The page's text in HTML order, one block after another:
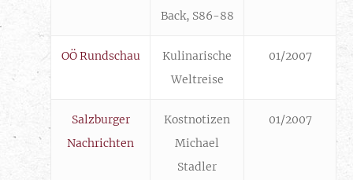
Back, S86-88
OÖ Rundschau
Kulinarische
Weltreise
01/2007
Salzburger
Nachrichten
Kostnotizen
Michael
Stadler
01/2007